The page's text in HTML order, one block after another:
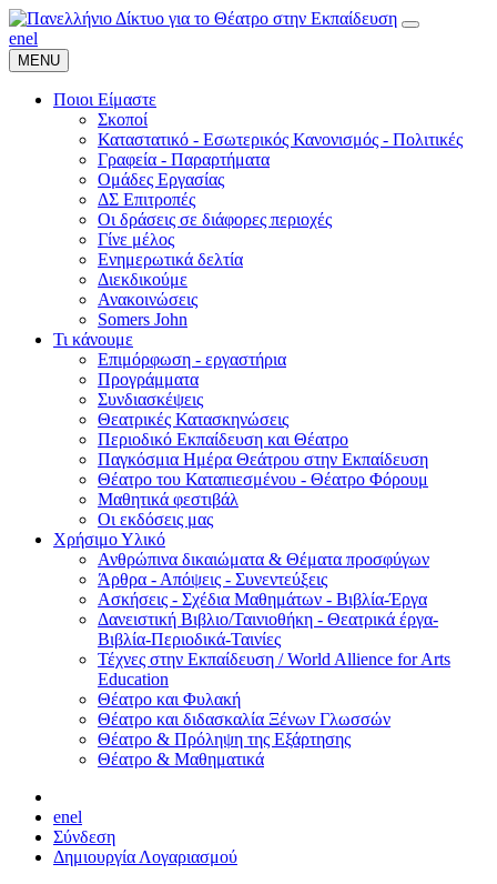
enel
MENU
Ποιοι Είμαστε
Σκοποί
Καταστατικό - Εσωτερικός Κανονισμός - Πολιτικές
Γραφεία - Παραρτήματα
Ομάδες Εργασίας
ΔΣ Επιτροπές
Οι δράσεις σε διάφορες περιοχές
Γίνε μέλος
Ενημερωτικά δελτία
Διεκδικούμε
Ανακοινώσεις
Somers John
Τι κάνουμε
Επιμόρφωση - εργαστήρια
Προγράμματα
Συνδιασκέψεις
Θεατρικές Κατασκηνώσεις
Περιοδικό Εκπαίδευση και Θέατρο
Παγκόσμια Ημέρα Θεάτρου στην Εκπαίδευση
Θέατρο του Καταπιεσμένου - Θέατρο Φόρουμ
Μαθητικά φεστιβάλ
Οι εκδόσεις μας
Χρήσιμο Υλικό
Ανθρώπινα δικαιώματα & Θέματα προσφύγων
Άρθρα - Απόψεις - Συνεντεύξεις
Ασκήσεις - Σχέδια Μαθημάτων - Βιβλία-Έργα
Δανειστική Βιβλιο/Ταινιοθήκη - Θεατρικά έργα-
Βιβλία-Περιοδικά-Ταινίες
Τέχνες στην Εκπαίδευση / World Allience for Arts
Education
Θέατρο και Φυλακή
Θέατρο και διδασκαλία Ξένων Γλωσσών
Θέατρο & Πρόληψη της Εξάρτησης
Θέατρο & Μαθηματικά
enel
Σύνδεση
Δημιουργία Λογαριασμού